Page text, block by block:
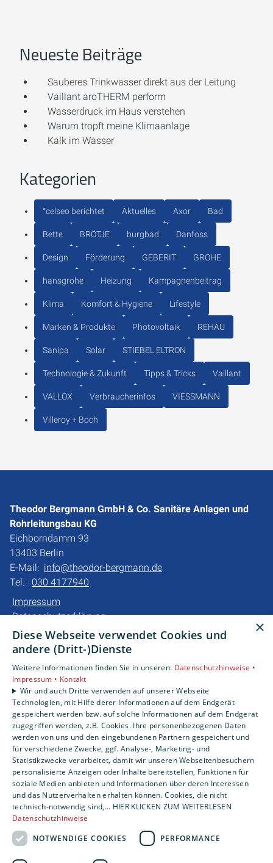
Neueste Beiträge
Sauberes Trinkwasser direkt aus der Leitung
Vaillant aroTHERM perform
Wasserdruck im Haus verstehen
Warum tropft meine Klimaanlage
Kalk im Wasser
Kategorien
°celseo berichtet Aktuelles Axor Bad
Bette BRÖTJE burgbad Danfoss
Design Förderung GEBERIT GROHE
hansgrohe Heizung Kampagnenbeitrag
Klima Komfort & Hygiene Lifestyle
Marken & Produkte Photovoltaik REHAU
Sanipa Solar STIEBEL ELTRON
Technologie & Zukunft Tipps & Tricks Vaillant
VALLOX Verbraucherinfos VIESSMANN
Villeroy + Boch
Theodor Bergmann GmbH & Co. Sanitäre Anlagen und
Rohrleitungsbau KG
Eichborndamm 93
13403 Berlin
E-Mail: info@theodor-bergmann.de
Tel.: 030 4177940
Impressum
Datenschutzerklärung
Barrierefreiheitserklärung
Privatkunden
Gewerbekunden
Karriere
Unternehmen
×
Diese Webseite verwendet Cookies und
andere (Dritt-)Dienste
Weitere Informationen finden Sie in unseren: Datenschutzhinweise •
Impressum • Kontakt
Wir und auch Dritte verwenden auf unserer Webseite
Technologien, mit Hilfe derer Informationen auf dem Endgerät
gespeichert werden bzw. auf solche Informationen auf dem Endgerät
zugegriffen werden, z.B. Cookies. Ihre personenbezogenen Daten
werden von uns und den eingebundenen Partnern gespeichert und
für verschiedene Zwecke, ggf. Analyse-, Marketing- und
Statistikzwecke verarbeitet, damit wir unseren Webseitenbesuchern
personalisierte Anzeigen oder Inhalte bereitstellen, Funktionen für
soziale Medien anbieten und Informationen über deren Interessen
und das Nutzerverhalten erhalten können. Cookies, die nicht
technisch-notwendig sind,... HIER KLICKEN ZUM WEITERLESEN
Datenschutzhinweise
NOTWENDIGE COOKIES
PERFORMANCE